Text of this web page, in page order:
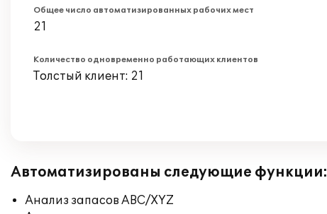
Общее число автоматизированных рабочих мест
21
Количество одновременно работающих клиентов
Толстый клиент: 21
Автоматизированы следующие функции:
Анализ запасов ABC/XYZ